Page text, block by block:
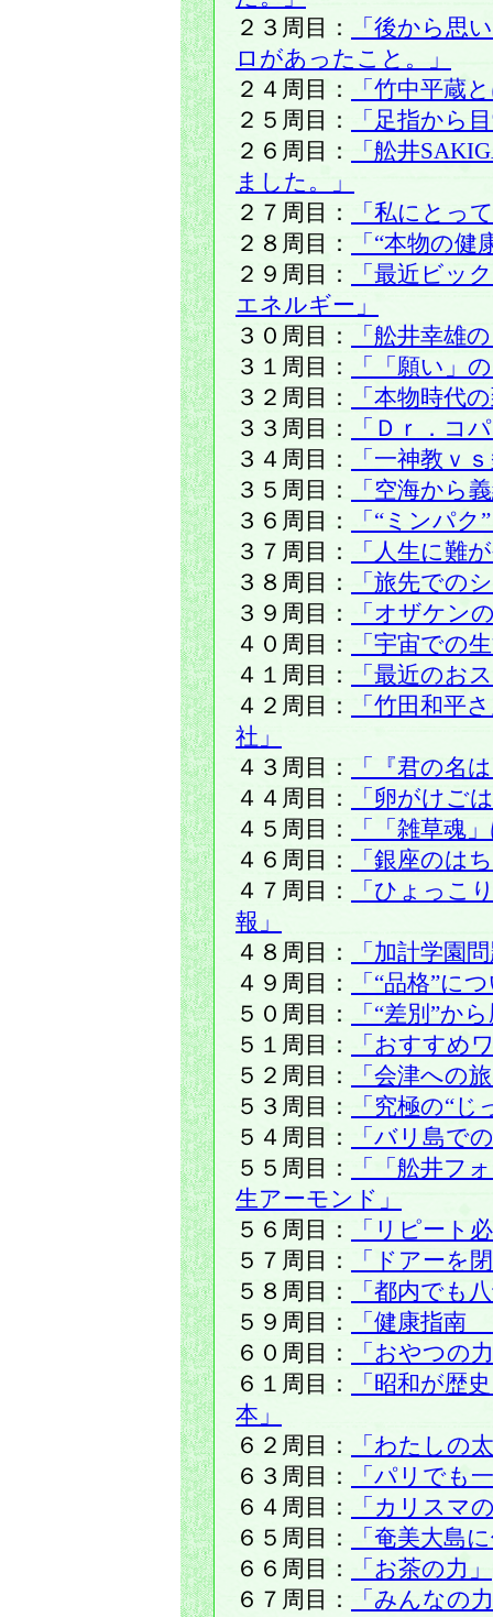
２３周目：
「後から思
ロがあったこと。」
２４周目：
「竹中平蔵
２５周目：
「足指から
２６周目：
「舩井
ました。」
２７周目：
「私にとっ
２８周目：
「“本物の
２９周目：
「最近ビッ
エネルギー」
３０周目：
「舩井幸雄
３１周目：
「「願い」
３２周目：
「本物時代
３３周目：
「Ｄｒ．コ
３４周目：
「一神教ｖ
３５周目：
「空海から
３６周目：
「“ミンパ
３７周目：
「人生に難
３８周目：
「旅先での
３９周目：
「オザケン
４０周目：
「宇宙での
４１周目：
「最近のお
４２周目：
「竹田和平
社」
４３周目：
「『君の名
４４周目：
「卵がけご
４５周目：
「「雑草魂
４６周目：
「銀座のは
４７周目：
「ひょっこ
報」
４８周目：
「加計学園
４９周目：
「“品格”に
５０周目：
「“差別”か
５１周目：
「おすすめ
５２周目：
「会津への
５３周目：
「究極の“
５４周目：
「バリ島で
５５周目：
「「舩井フ
生アーモンド」
５６周目：
「リピート
５７周目：
「ドアーを
５８周目：
「都内でも
５９周目：
「健康指南
６０周目：
「おやつの
６１周目：
「昭和が歴
本」
６２周目：
「わたしの
６３周目：
「パリでも
６４周目：
「カリスマ
６５周目：
「奄美大島
６６周目：
「お茶の力」
６７周目：
「みんなの